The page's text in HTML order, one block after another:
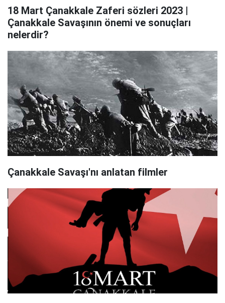
18 Mart Çanakkale Zaferi sözleri 2023 |
Çanakkale Savaşının önemi ve sonuçları
nelerdir?
Çanakkale Savaşı'nı anlatan filmler